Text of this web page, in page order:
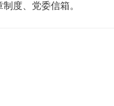
度、党委信箱。